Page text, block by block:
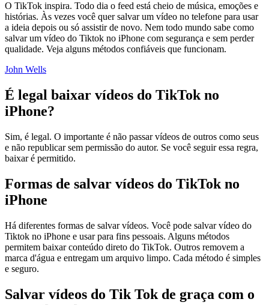
O TikTok inspira. Todo dia o feed está cheio de música, emoções e
histórias. Às vezes você quer salvar um vídeo no telefone para usar
a ideia depois ou só assistir de novo. Nem todo mundo sabe como
salvar um vídeo do Tiktok no iPhone com segurança e sem perder
qualidade. Veja alguns métodos confiáveis que funcionam.
John Wells
É legal baixar vídeos do TikTok no
iPhone?
Sim, é legal. O importante é não passar vídeos de outros como seus
e não republicar sem permissão do autor. Se você seguir essa regra,
baixar é permitido.
Formas de salvar vídeos do TikTok no
iPhone
Há diferentes formas de salvar vídeos. Você pode salvar vídeo do
Tiktok no iPhone e usar para fins pessoais. Alguns métodos
permitem baixar conteúdo direto do TikTok. Outros removem a
marca d'água e entregam um arquivo limpo. Cada método é simples
e seguro.
Salvar vídeos do Tik Tok de graça com o